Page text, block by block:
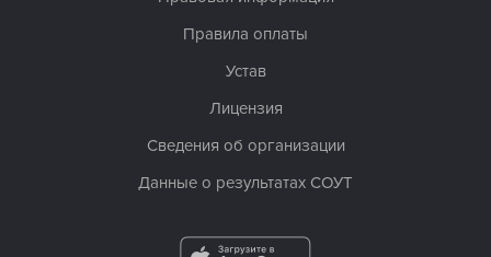
Правила оплаты
Устав
Лицензия
Сведения об организации
Данные о результатах СОУТ